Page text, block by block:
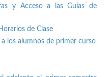
y Acceso a las Guías de
de Clase
los alumnos de primer curso